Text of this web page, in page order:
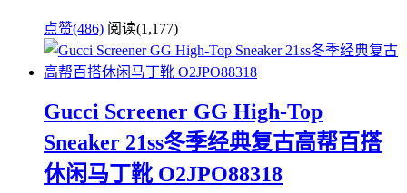
点赞(486) 阅读(1,177)
Gucci Screener GG High-Top
Sneaker 21ss冬季经典复古高帮百搭
休闲马丁靴 O2JPO88318